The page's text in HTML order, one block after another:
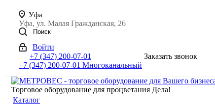
Уфа
Уфа, ул. Малая Гражданская, 26
Поиск
Войти
+7 (347) 200-07-01
+7 (347) 200-07-01 Многоканальный
Заказать звонок
Торговое оборудование для процветания Дела!
Каталог